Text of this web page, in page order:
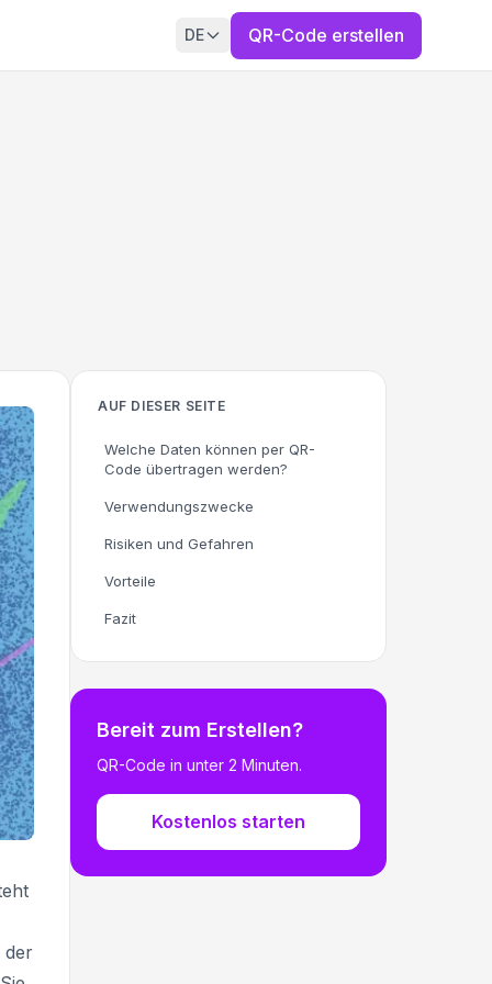
DE QR-Code erstellen
der
AUF DIESER SEITE
Welche Daten können per QR-
Code übertragen werden?
Verwendungszwecke
Risiken und Gefahren
Vorteile
Fazit
Bereit zum Erstellen?
QR-Code in unter 2 Minuten.
Kostenlos starten